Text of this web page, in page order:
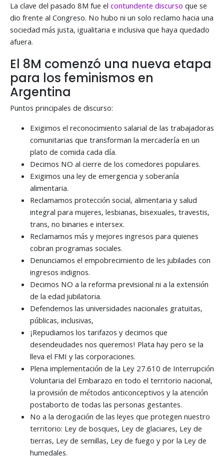
La clave del pasado 8M fue elcontundente discursoque se
dio frente al Congreso. No hubo ni un solo reclamo hacia una
sociedad más justa, igualitaria e inclusiva que haya quedado
afuera.
El 8M comenzó una nueva etapa
para los feminismos en
Argentina
Puntos principales de discurso:
Exigimos el reconocimiento salarial de las trabajadoras
comunitarias que transforman la mercadería en un
plato de comida cada día.
Decimos NO al cierre de los comedores populares.
Exigimos una ley de emergencia y soberanía
alimentaria.
Reclamamos protección social, alimentaria y salud
integral para mujeres, lesbianas, bisexuales, travestis,
trans, no binaries e intersex.
Reclamamos más y mejores ingresos para quienes
cobran programas sociales.
Denunciamos el empobrecimiento de les jubilades con
ingresos indignos.
Decimos NO a la reforma previsional ni a la extensión
de la edad jubilatoria.
Defendemos las universidades nacionales gratuitas,
públicas, inclusivas,
¡Repudiamos los tarifazos y decimos que
desendeudades nos queremos! Plata hay pero se la
lleva el FMI y las corporaciones.
Plena implementación de la Ley 27.610 de Interrupción
Voluntaria del Embarazo en todo el territorio nacional,
la provisión de métodos anticonceptivos y la atención
postaborto de todas las personas gestantes.
No a la derogación de las leyes que protegen nuestro
territorio: Ley de bosques, Ley de glaciares, Ley de
tierras, Ley de semillas, Ley de fuego y por la Ley de
humedales.